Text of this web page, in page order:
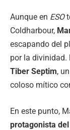
Aunque en ESO
Coldharbour,
escapando del
por la divinidad.
Tiber Septim,
coloso mítico
En este punto,
protagonista